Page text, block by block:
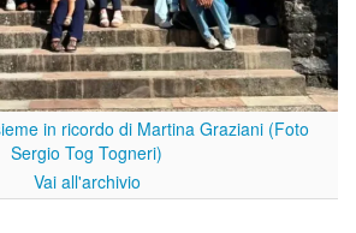
in ricordo di Martina Graziani (Foto
Sergio Tog Togneri)
Vai all'archivio